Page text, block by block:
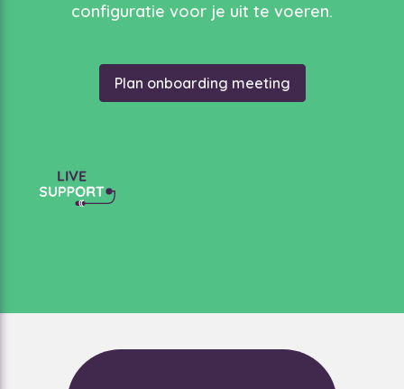
configuratie voor je uit te voeren.
Plan onboarding meeting